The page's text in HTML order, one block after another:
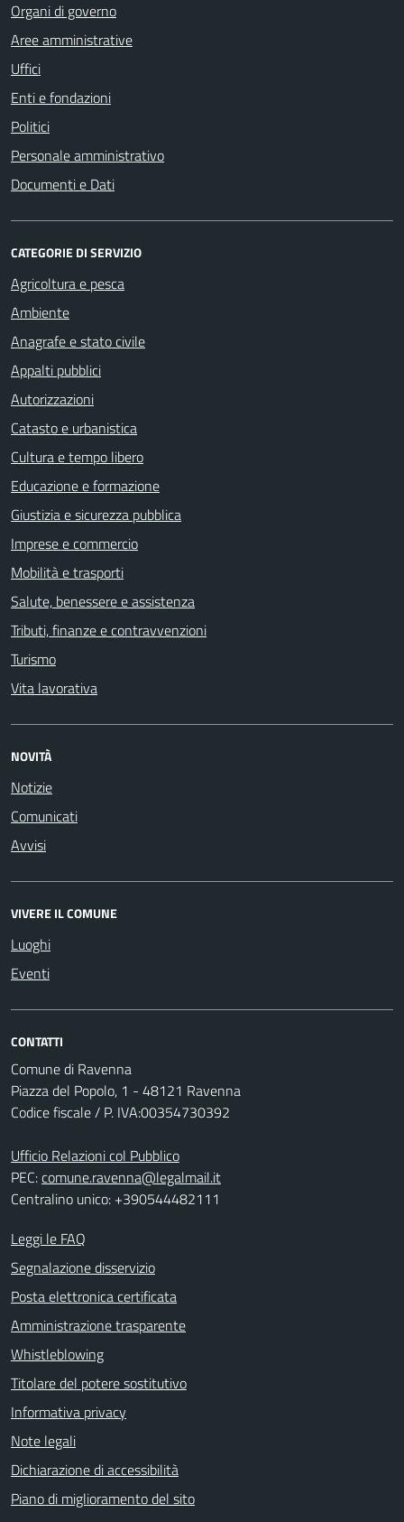
Organi di governo
Aree amministrative
Uffici
Enti e fondazioni
Politici
Personale amministrativo
Documenti e Dati
CATEGORIE DI SERVIZIO
Agricoltura e pesca
Ambiente
Anagrafe e stato civile
Appalti pubblici
Autorizzazioni
Catasto e urbanistica
Cultura e tempo libero
Educazione e formazione
Giustizia e sicurezza pubblica
Imprese e commercio
Mobilità e trasporti
Salute, benessere e assistenza
Tributi, finanze e contravvenzioni
Turismo
Vita lavorativa
NOVITÀ
Notizie
Comunicati
Avvisi
VIVERE IL COMUNE
Luoghi
Eventi
CONTATTI
Comune di Ravenna
Piazza del Popolo, 1 - 48121 Ravenna
Codice fiscale / P. IVA:00354730392
Ufficio Relazioni col Pubblico
PEC:comune.ravenna@legalmail.it
Centralino unico: +390544482111
Leggi le FAQ
Segnalazione disservizio
Posta elettronica certificata
Amministrazione trasparente
Whistleblowing
Titolare del potere sostitutivo
Informativa privacy
Note legali
Dichiarazione di accessibilità
Piano di miglioramento del sito